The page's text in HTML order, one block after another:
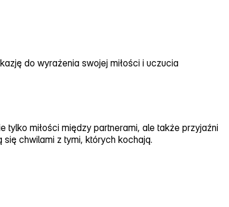
do wyrażenia swojej miłości i uczucia
tylko miłości między partnerami, ale także przyjaźni
chwilami z tymi, których kochają.